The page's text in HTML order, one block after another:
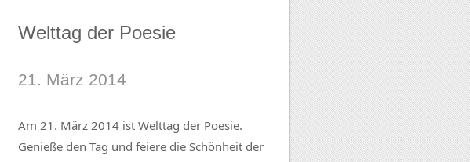
Welttag der Poesie
21. März 2014
Am 21. März 2014 ist Welttag der Poesie.
Genieße den Tag und feiere die Schönheit der